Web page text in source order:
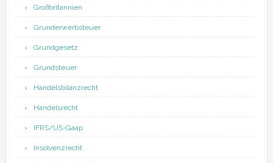
Großbritannien
Grunderwerbsteuer
Grundgesetz
Grundsteuer
Handelsbilanzrecht
Handelsrecht
IFRS/US-Gaap
Insolvenzrecht